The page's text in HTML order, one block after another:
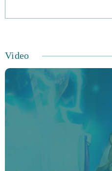
Oyun, oyun kolaylığı ve
hızınızda keşfetmek
şekilde mümkün. Oyun 2016
yeni kelime öbeği, yeni
dahil olmak üzere
60 avatarın hepsini bulabilir
Video